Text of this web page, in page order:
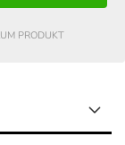
PRODUKT